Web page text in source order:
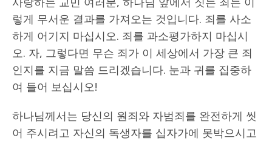
렇게 무서운 결과를 가져오는 것입니다. 죄를 사소
하게 어기지 마십시오. 죄를 과소평가하지 마십시
오. 자, 그렇다면 무슨 죄가 이 세상에서 가장 큰 죄
인지를 지금 말씀 드리겠습니다. 눈과 귀를 집중하
여 들어 보십시오!
하나님께서는 당신의 원죄와 자범죄를 완전하게 씻
어 주시려고 자신의 독생자를 십자가에 못박으시고